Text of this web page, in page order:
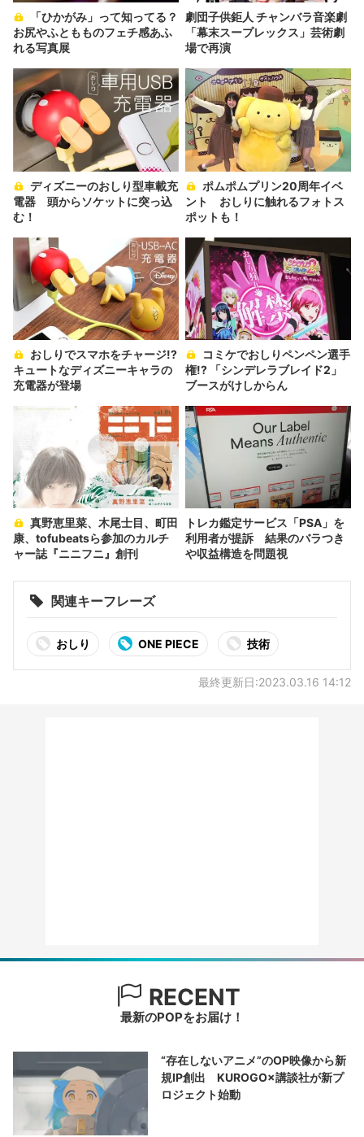
お尻やふともものフェチ感あふ
れる写真展
劇団子供鉅人 チャンバラ音楽劇
「幕末スープレックス」芸術劇
場で再演
電器 頭からソケットに突っ込
む！
ント おしりに触れるフォトス
ポットも！
キュートなディズニーキャラの
充電器が登場
権!? 「シンデレラブレイド2」
ブースがけしからん
康、tofubeatsら参加のカルチ
ャー誌『ニニフニ』創刊
トレカ鑑定サービス「PSA」を
利用者が提訴 結果のバラつき
や収益構造を問題視
関連キーフレーズ
おしり ONE PIECE 技術
最終更新日:2023.03.16 14:12
RECENT
最新のPOPをお届け！
“存在しないアニメ”のOP映像から新
規IP創出 KUROGO×講談社が新プ
ロジェクト始動